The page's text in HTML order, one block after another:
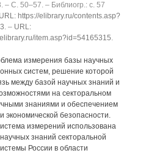
C. 50‒57. ‒ Библиогр.: с. 57
URL: https://elibrary.ru/contents.asp?
. ‒ URL:
item.asp?id=54165315.
измерения базы научных
систем, решение которой
между базой научных знаний и
на секторальном
знаниями и обеспечением
экономической безопасности.
измерений использована
знаний секторальной
России в области